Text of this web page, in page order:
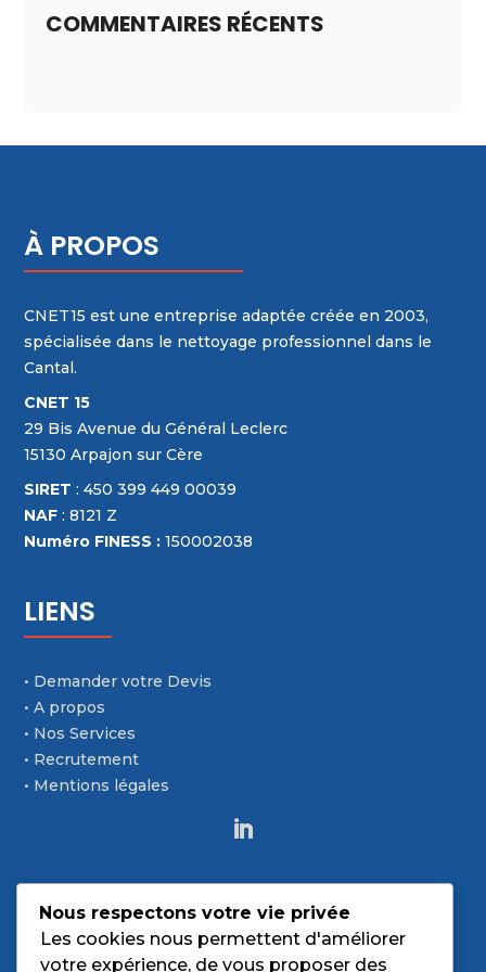
COMMENTAIRES RÉCENTS
À PROPOS
CNET15 est une entreprise adaptée créée en 2003,
spécialisée dans le nettoyage professionnel dans le
Cantal.
CNET 15
29 Bis Avenue du Général Leclerc
15130 Arpajon sur Cère
SIRET : 450 399 449 00039
NAF : 8121 Z
Numéro FINESS : 150002038
LIENS
• Demander votre Devis
• A propos
• Nos Services
• Recrutement
• Mentions légales
CONTACT
Nous respectons votre vie privée
Les cookies nous permettent d'améliorer
votre expérience, de vous proposer des